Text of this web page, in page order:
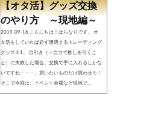
【オタ活】グッズ交換
のやり方 ～現地編～
2019-09-16 こんにちは！はらなりです。 オ
タ活をしていれば必ず遭遇するトレーディング
グッズ※1。 自引き（＝自力で推しを引くこ
と）に失敗した場合、交換で手に入れるしかな
いですね・・・。買いたいものだけ買わせろ！
そこで今回は、イベント会場など現地で...